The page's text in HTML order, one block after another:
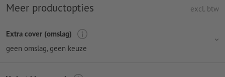
Meer productopties excl. btw
Extra cover (omslag)
geen omslag, geen keuze